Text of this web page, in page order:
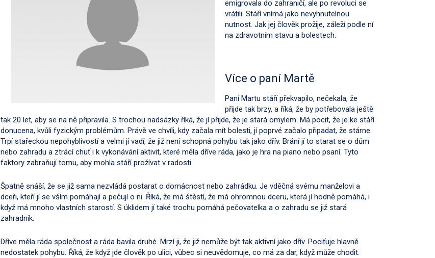
emigrovala do zahraničí, ale po revoluci se
vrátili. Stáří vnímá jako nevyhnutelnou
nutnost. Jak jej člověk prožije, záleží podle ní
na zdravotním stavu a bolestech.
Více o paní Martě
Paní Martu stáří překvapilo, nečekala, že
přijde tak brzy, a říká, že by potřebovala ještě
tak 20 let, aby se na ně připravila. S trochou nadsázky říká, že jí přijde, že je stará omylem. Má pocit, že je ke stáří
donucena, kvůli fyzickým problémům. Právě ve chvíli, kdy začala mít bolesti, jí poprvé začalo připadat, že stárne.
Trpí stařeckou nepohyblivostí a velmi jí vadí, že již není schopná pohybu tak jako dřív. Brání jí to starat se o dům
nebo zahradu a ztrácí chuť i k vykonávání aktivit, které měla dříve ráda, jako je hra na piano nebo psaní. Tyto
faktory zabraňují tomu, aby mohla stáří prožívat v radosti.
Špatně snáší, že se již sama nezvládá postarat o domácnost nebo zahrádku. Je vděčná svému manželovi a
dceři, kteří jí se vším pomáhají a pečují o ni. Říká, že má štěstí, že má ohromnou dceru, která jí hodně pomáhá, i
když má mnoho vlastních starostí. S úklidem jí také trochu pomáhá pečovatelka a o zahradu se již stará
zahradník.
Dříve měla ráda společnost a ráda bavila druhé. Mrzí ji, že již nemůže být tak aktivní jako dřív. Pociťuje hlavně
nedostatek pohybu. Říká, že když jde člověk po ulici, vůbec si neuvědomuje, co má za dar, když může chodit.